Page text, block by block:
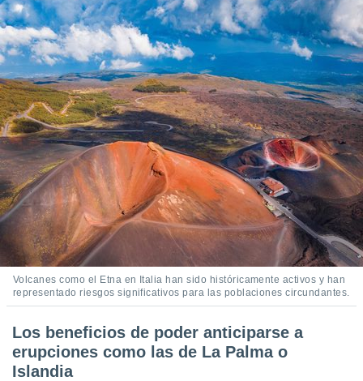
Volcanes como el Etna en Italia han sido históricamente activos y han
representado riesgos significativos para las poblaciones circundantes.
Los beneficios de poder anticiparse a
erupciones como las de La Palma o
Islandia